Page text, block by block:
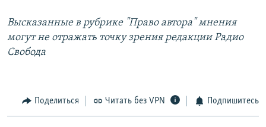
Высказанные в рубрике "Право автора" мнения
могут не отражать точку зрения редакции Радио
Свобода
Поделиться Читать без VPN Подпишитесь